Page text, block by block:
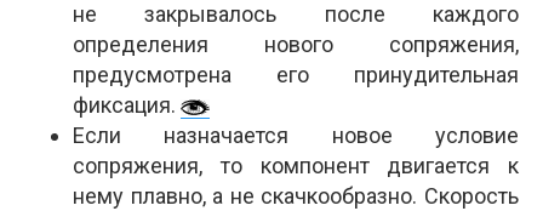
не закрывалось после каждого
определения нового сопряжения,
предусмотрена его принудительная
фиксация.
Если назначается новое условие
сопряжения, то компонент двигается к
нему плавно, а не скачкообразно. Скорость